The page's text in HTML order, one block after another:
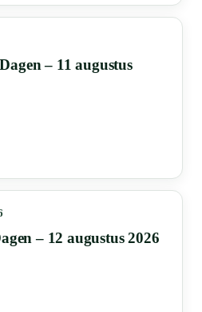
– 11 augustus
– 12 augustus 2026